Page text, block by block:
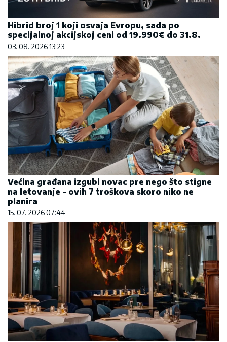
Hibrid broj 1 koji osvaja Evropu, sada po
specijalnoj akcijskoj ceni od 19.990€ do 31.8.
03. 08. 2026 13:23
Većina građana izgubi novac pre nego što stigne
na letovanje - ovih 7 troškova skoro niko ne
planira
15. 07. 2026 07:44